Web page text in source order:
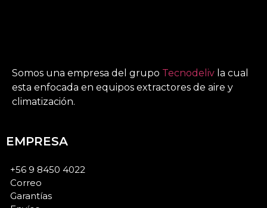
Somos una empresa del grupo Tecnodeliv la cual
esta enfocada en equipos extractores de aire y
climatización.
EMPRESA
+56 9 8450 4022
Correo
Garantías